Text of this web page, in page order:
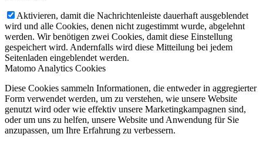
Aktivieren, damit die Nachrichtenleiste dauerhaft ausgeblendet
wird und alle Cookies, denen nicht zugestimmt wurde, abgelehnt
werden. Wir benötigen zwei Cookies, damit diese Einstellung
gespeichert wird. Andernfalls wird diese Mitteilung bei jedem
Seitenladen eingeblendet werden.
Matomo Analytics Cookies
Diese Cookies sammeln Informationen, die entweder in aggregierter
Form verwendet werden, um zu verstehen, wie unsere Website
genutzt wird oder wie effektiv unsere Marketingkampagnen sind,
oder um uns zu helfen, unsere Website und Anwendung für Sie
anzupassen, um Ihre Erfahrung zu verbessern.